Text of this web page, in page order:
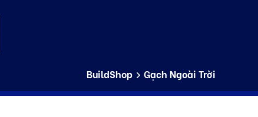
BuildShop Gạch Ngoài Trời